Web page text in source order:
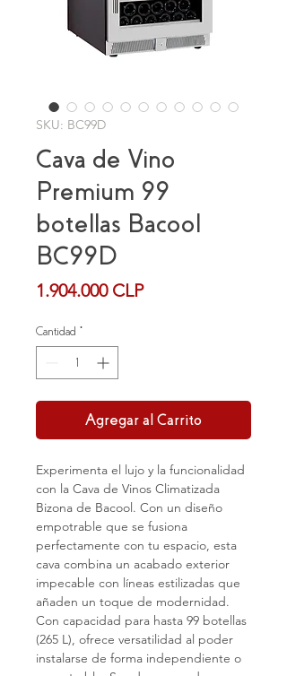
SKU: BC99D
Cava de Vino
Premium 99
botellas Bacool
BC99D
1.904.000 CLPPrecio
Cantidad *
Agregar al Carrito
Experimenta el lujo y la funcionalidad
con la Cava de Vinos Climatizada
Bizona de Bacool. Con un diseño
empotrable que se fusiona
perfectamente con tu espacio, esta
cava combina un acabado exterior
impecable con líneas estilizadas que
añaden un toque de modernidad.
Con capacidad para hasta 99 botellas
(265 L), ofrece versatilidad al poder
instalarse de forma independiente o